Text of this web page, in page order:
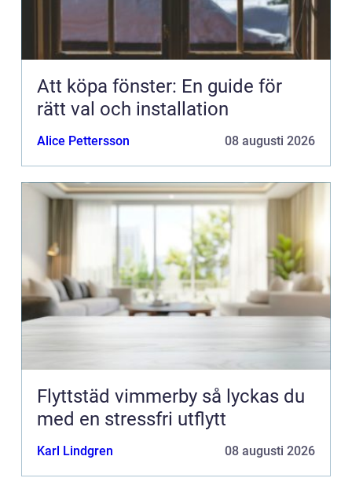
Att köpa fönster: En guide för
rätt val och installation
Alice Pettersson 08 augusti 2026
Flyttstäd vimmerby så lyckas du
med en stressfri utflytt
Karl Lindgren 08 augusti 2026